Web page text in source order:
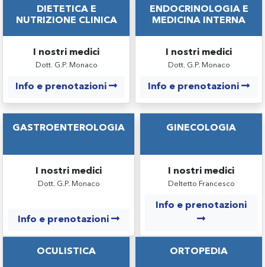
DIETETICA E
NUTRIZIONE CLINICA
I nostri medici
Dott. G.P. Monaco
Info e prenotazioni
ENDOCRINOLOGIA E
MEDICINA INTERNA
I nostri medici
Dott. G.P. Monaco
Info e prenotazioni
GASTROENTEROLOGIA
I nostri medici
Dott. G.P. Monaco
Info e prenotazioni
GINECOLOGIA
I nostri medici
Deltetto Francesco
Info e prenotazioni
OCULISTICA ORTOPEDIA